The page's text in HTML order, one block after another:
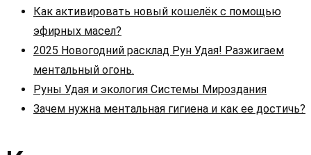
Как активировать новый кошелёк с помощью
эфирных масел?
2025 Новогодний расклад Рун Удая! Разжигаем
ментальный огонь.
Руны Удая и экология Системы Мироздания
Зачем нужна ментальная гигиена и как ее достичь?